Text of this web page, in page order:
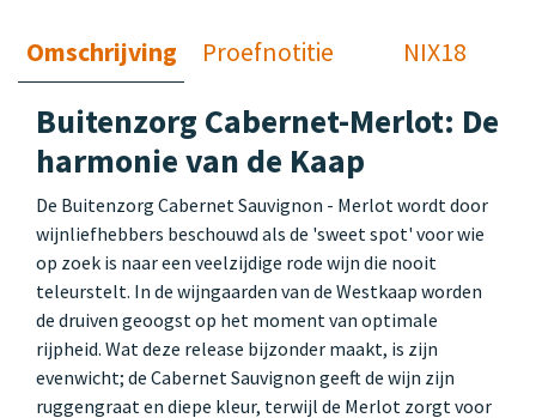
Omschrijving Proefnotitie NIX18
Buitenzorg Cabernet-Merlot: De
harmonie van de Kaap
De Buitenzorg Cabernet Sauvignon - Merlot wordt door
wijnliefhebbers beschouwd als de 'sweet spot' voor wie
op zoek is naar een veelzijdige rode wijn die nooit
teleurstelt. In de wijngaarden van de Westkaap worden
de druiven geoogst op het moment van optimale
rijpheid. Wat deze release bijzonder maakt, is zijn
evenwicht; de Cabernet Sauvignon geeft de wijn zijn
ruggengraat en diepe kleur, terwijl de Merlot zorgt voor